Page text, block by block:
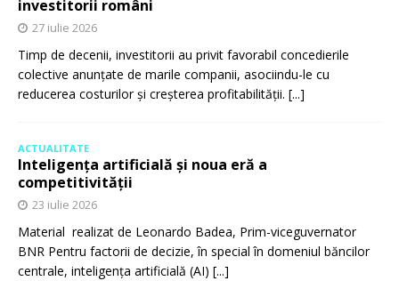
investitorii români
27 iulie 2026
Timp de decenii, investitorii au privit favorabil concedierile
colective anunțate de marile companii, asociindu-le cu
reducerea costurilor și creșterea profitabilității. [...]
ACTUALITATE
Inteligența artificială și noua eră a
competitivității
23 iulie 2026
Material realizat de Leonardo Badea, Prim-viceguvernator
BNR Pentru factorii de decizie, în special în domeniul băncilor
centrale, inteligența artificială (AI) [...]